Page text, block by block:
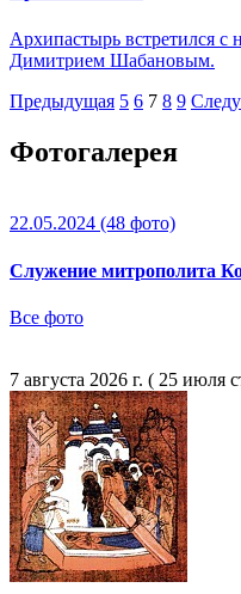
Архипастырь встретился с
Димитрием Шабановым.
Предыдущая 5 6 7 8 9
Фотогалерея
22.05.2024 (48 фото)
Служение митрополита
Все фото
7 августа 2026 г. ( 25 июля